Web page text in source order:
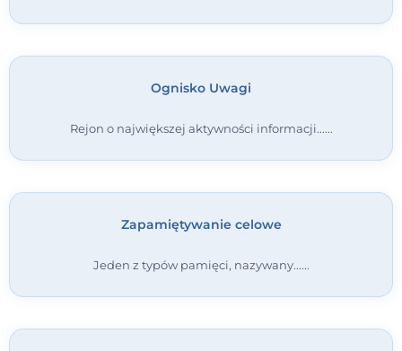
Dołącz do portalu
Ognisko Uwagi
Rejon o największej aktywności informacji...
Zapamiętywanie celowe
Jeden z typów pamięci, nazywany...